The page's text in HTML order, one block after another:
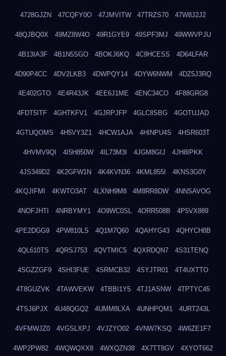
4728GJZN 47CQFY0O 47JMVITW 47TRZS70 47W8J2J2
48QJBQ0X 49MZ8W4O 49R1GYE9 49SPF3MJ 49WWVPJU
4B13IA3F 4B1N5SGO 4BOKJ6KQ 4C9HCESS 4D64LFAR
4D90P4CC 4DV2LKB3 4DWPQY14 4DYW6NWM 4DZ5J3RQ
4E402GTO 4E4R43JK 4EE6J1ME 4ENC34CO 4F88GRG8
4FDT5ITF 4GHTKFV1 4GJRPJFP 4GLC8SBG 4GOTUJAD
4GTUQOMS 4H5VY3Z1 4HCW1AJA 4HINPU4S 4HSR603T
4HVMV9QI 4I5H850W 4IL73M3I 4JGM8GIJ 4JH8IPKK
4JS349D2 4K2GFW1N 4K4KVN36 4KML855I 4KNS3G0Y
4KQJIFMI 4KWTO3AT 4LXNH9M8 4M8RR8DW 4NNSAVOG
4NOFJHTI 4NRBYMY1 4O9WC0SL 4ORR508B 4P5VX889
4PE2DGG9 4PW810LS 4Q1M7Q60 4QAHYG43 4QHYCH8B
4QL610TS 4QRSJ753 4QVTMIC5 4QXRDQN7 4S31TENQ
4SGZZGF9 4SHI3FUE 4SRMCB32 4SYJTR01 4T4UXTTO
4T8GUZVK 4TAWVEKW 4TBBI1Y5 4TJ1ASNW 4TPTYC45
4TSJ6PJX 4U48QGQ2 4UMM8LXA 4UNHPQM1 4URT243L
4VFMWJZ0 4VGSLXPJ 4VJZYO02 4VNW7KSQ 4W6ZE1F7
4WP2PW82 4WQWQXX8 4WXQZN38 4X7TT8GV 4XYOT662